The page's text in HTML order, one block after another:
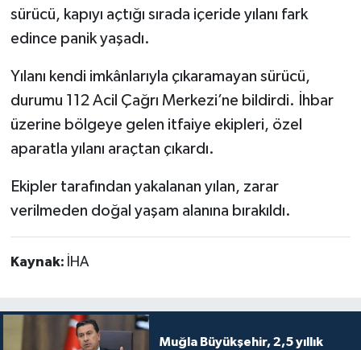
sürücü, kapıyı açtığı sırada içeride yılanı fark
edince panik yaşadı.
Yılanı kendi imkânlarıyla çıkaramayan sürücü,
durumu 112 Acil Çağrı Merkezi’ne bildirdi. İhbar
üzerine bölgeye gelen itfaiye ekipleri, özel
aparatla yılanı araçtan çıkardı.
Ekipler tarafından yakalanan yılan, zarar
verilmeden doğal yaşam alanına bırakıldı.
Kaynak: İHA
Muğla Büyükşehir, 2,5 yıllık